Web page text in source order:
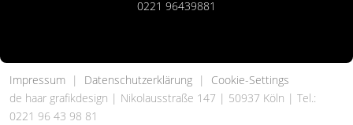
0221 96439881
Impressum | Datenschutzerklärung | Cookie-Settings
de haar grafikdesign | Nikolausstraße 147 | 50937 Köln | Tel.:
0221 96 43 98 81